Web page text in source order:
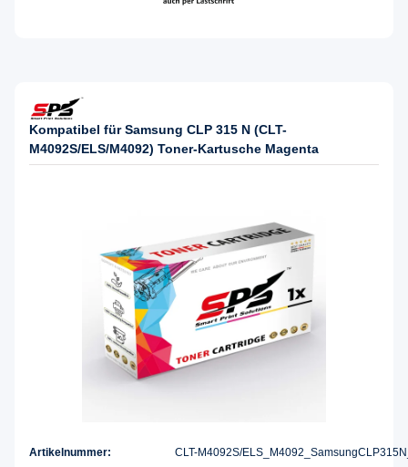
Kompatibel für Samsung CLP 315 N (CLT-
M4092S/ELS/M4092) Toner-Kartusche Magenta
Artikelnummer: CLT-M4092S/